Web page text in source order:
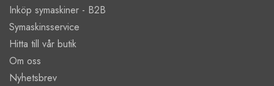
Inköp symaskiner - B2B
Symaskinsservice
Hitta till vår butik
Om oss
Nyhetsbrev